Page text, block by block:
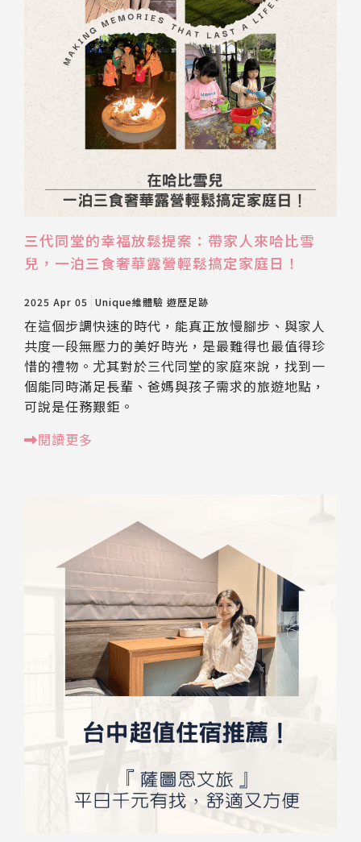
三代同堂的幸福放鬆提案：帶家人來哈比雪
兒，一泊三食奢華露營輕鬆搞定家庭日！
2025 Apr 05 Unique維體驗 遊歷足跡
在這個步調快速的時代，能真正放慢腳步、與家人
共度一段無壓力的美好時光，是最難得也最值得珍
惜的禮物。尤其對於三代同堂的家庭來說，找到一
個能同時滿足長輩、爸媽與孩子需求的旅遊地點，
可說是任務艱鉅。
閱讀更多